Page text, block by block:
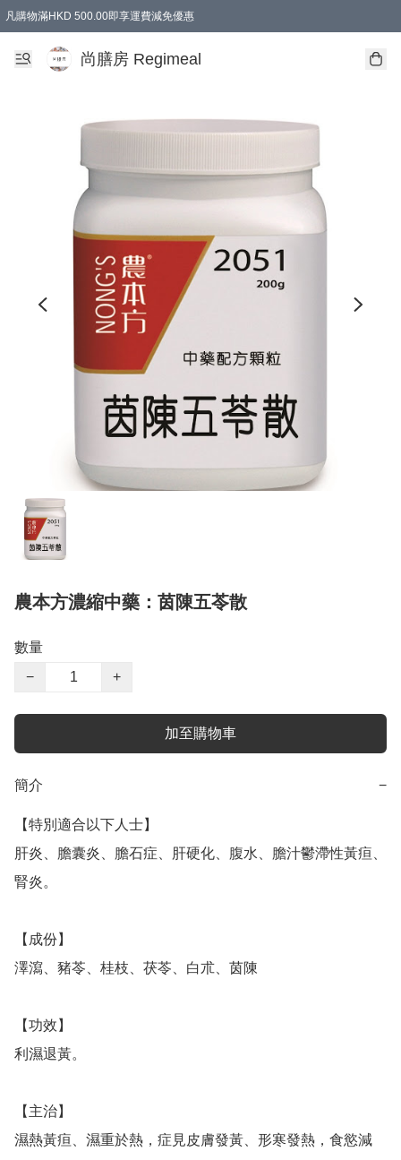
凡購物滿HKD 500.00即享運費減免優惠
尚膳房 Regimeal
農本方濃縮中藥：茵陳五苓散
數量
−
+
加至購物車
簡介 −
【特別適合以下人士】
肝炎、膽囊炎、膽石症、肝硬化、腹水、膽汁鬱滯性黃疸、
腎炎。
【成份】
澤瀉、豬苓、桂枝、茯苓、白朮、茵陳
【功效】
利濕退黃。
【主治】
濕熱黃疸、濕重於熱，症見皮膚發黃、形寒發熱，食慾減